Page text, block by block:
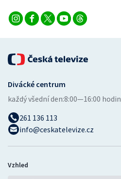
Vodní slalom
Volejbal
Divácké centrum
každý všední den:8:00—16:00 hodin
261 136 113
info@ceskatelevize.cz
Vzhled